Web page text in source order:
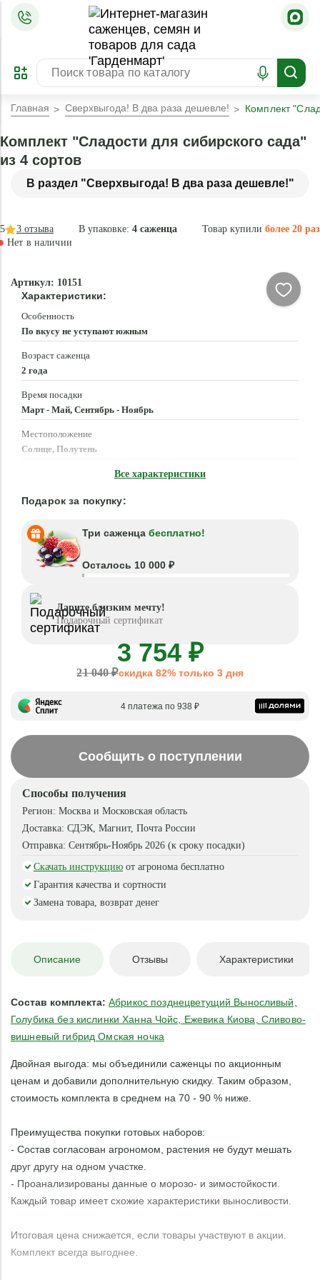
ПРЕДЗАКАЗ
ЗАБРОНИРОВАТЬ
ЛУЧШЕЕ
Главная Сверхвыгода! В два раза дешевле! Комплект
В раздел "Сверхвыгода! В два раза дешевле!"
Комплект "Сладости для сибирского сада"
из 4 сортов
В упаковке: 4 саженца Товар купили более 20 раз
5 3 отзыва
Нет в наличии
Артикул: 10151
Характеристики:
Особенность
По вкусу не уступают южным
Возраст саженца
2 года
Время посадки
Март - Май, Сентябрь - Ноябрь
Местоположение
Солнце, Полутень
Все характеристики
Подарок за покупку:
Три саженца бесплатно!
Осталось 10 000 ₽
Дарите близким мечту!
Подарочный сертификат
3 754 ₽
21 040 ₽скидка 82% только 3 дня
4 платежа по 938 ₽
Сообщить о поступлении
Способы получения
Регион: Москва и Московская область
Доставка: СДЭК, Магнит, Почта России
Отправка: Сентябрь-Ноябрь 2026 (к сроку посадки)
Скачать инструкцию от агронома бесплатно
Гарантия качества и сортности
Замена товара, возврат денег
Описание Отзывы Характеристики
Состав комплекта: Абрикос позднецветущий Выносливый,
Голубика без кислинки Ханна Чойс, Ежевика Киова, Сливово-
вишневый гибрид Омская ночка
Двойная выгода: мы объединили саженцы по акционным
ценам и добавили дополнительную скидку. Таким образом,
стоимость комплекта в среднем на 70 - 90 % ниже.
Преимущества покупки готовых наборов:
- Состав согласован агрономом, растения не будут мешать
друг другу на одном участке.
- Проанализированы данные о морозо- и зимостойкости.
Каждый товар имеет схожие характеристики выносливости.
Итоговая цена снижается, если товары участвуют в акции.
Комплект всегда выгоднее.